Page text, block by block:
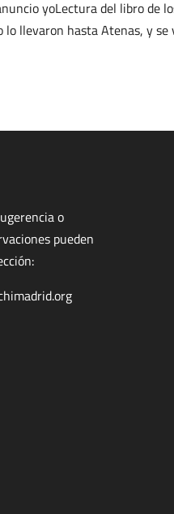
yoLectura del libro de
llevaron hasta Atenas, y
o
pueden